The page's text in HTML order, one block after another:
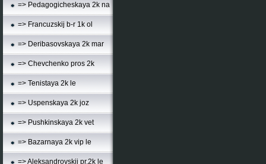
=> Pedagogicheskaya 2k na
=> Francuzskij b-r 1k ol
=> Deribasovskaya 2k mar
=> Chevchenko pros 2k
=> Tenistaya 2k le
=> Uspenskaya 2k joz
=> Pushkinskaya 2k vet
=> Bazarnaya 2k vip le
=> Aleksandrovskij pr.2k le